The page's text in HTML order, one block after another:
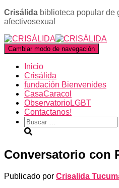
Crisálida biblioteca popular de
afectivosexual
Cambiar modo de navegación
Inicio
Crisálida
fundación Bienvenides
CasaCaracol
ObservatorioLGBT
Contactanos!
Buscar:
Conversatorio con
Publicado por Crisalida